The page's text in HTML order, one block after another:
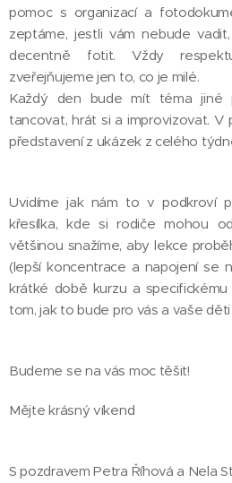
pomoc s organizací a
zeptáme, jestli vám nebude
decentně fotit. Vždy
zveřejňujeme jen to, co je milé.
Každý den bude mít téma jiné
tancovat, hrát si a improvizovat. V
představení z ukázek z celého
Uvidíme jak nám to v podkroví
křesílka, kde si rodiče mohou
většinou snažíme, aby lekce
(lepší koncentrace a napojení se
krátké době kurzu a
tom, jak to bude pro vás a vaše děti
Budeme se na vás moc těšit!
Mějte krásný víkend
S pozdravem Petra Říhová a Nela